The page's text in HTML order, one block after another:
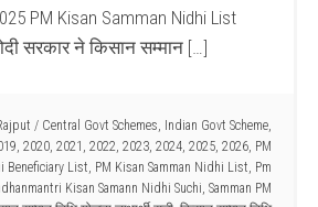
PM Kisan Samman Nidhi List
सरकार ने किसान सम्मान […]
/ Central Govt Schemes, Indian Govt Scheme,
, 2020, 2021 , 2022, 2023, 2024, 2025, 2026, PM
Beneficiary List, PM Kisan Samman Nidhi List, Pm
Kisan Samann Nidhi Suchi, Samman PM